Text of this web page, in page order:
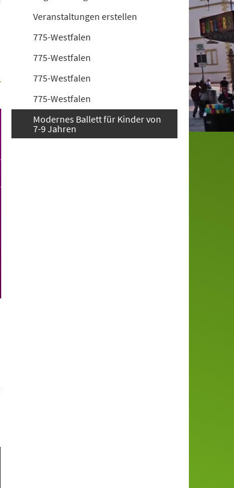
Veranstaltungen erstellen
775-Westfalen
775-Westfalen
775-Westfalen
775-Westfalen
Modernes Ballett für Kinder von
7-9 Jahren